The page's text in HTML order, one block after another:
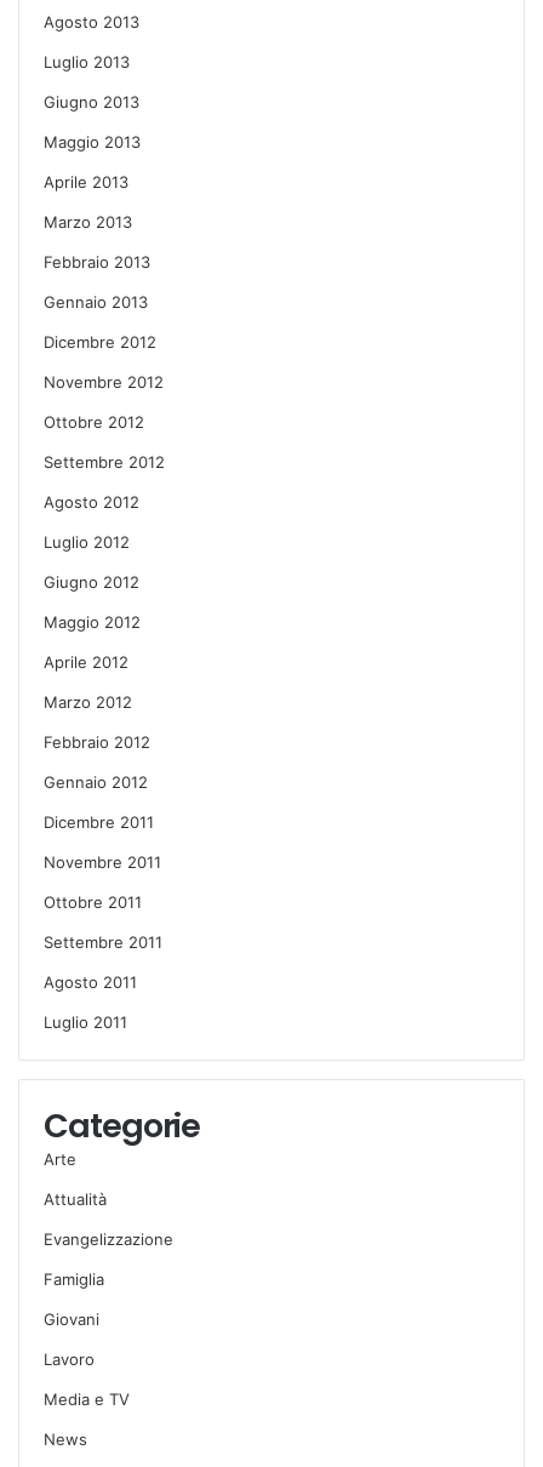
Agosto 2013
Luglio 2013
Giugno 2013
Maggio 2013
Aprile 2013
Marzo 2013
Febbraio 2013
Gennaio 2013
Dicembre 2012
Novembre 2012
Ottobre 2012
Settembre 2012
Agosto 2012
Luglio 2012
Giugno 2012
Maggio 2012
Aprile 2012
Marzo 2012
Febbraio 2012
Gennaio 2012
Dicembre 2011
Novembre 2011
Ottobre 2011
Settembre 2011
Agosto 2011
Luglio 2011
Categorie
Arte
Attualità
Evangelizzazione
Famiglia
Giovani
Lavoro
Media e TV
News